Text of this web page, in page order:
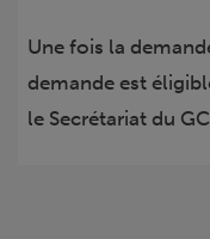
Une fois la
demande est
le Secrétariat du